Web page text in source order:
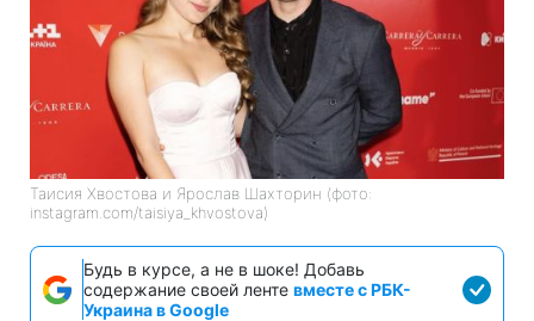
Таисия Хвостова и Ярослав Шахторин (фото:
instagram.com/taisiya_khvostova)
Будь в курсе, а не в шоке! Добавь
содержание своей ленте вместе с РБК-
Украина в Google